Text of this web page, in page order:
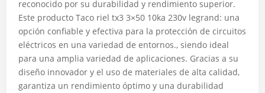
reconocido por su durabilidad y rendimiento superior.
Este producto Taco riel tx3 3×50 10ka 230v legrand: una
opción confiable y efectiva para la protección de circuitos
eléctricos en una variedad de entornos., siendo ideal
para una amplia variedad de aplicaciones. Gracias a su
diseño innovador y el uso de materiales de alta calidad,
garantiza un rendimiento óptimo y una durabilidad